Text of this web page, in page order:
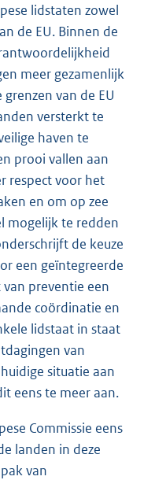
lidstaten zowel
de EU. Binnen de
meer gezamenlijk
van de EU
versterkt te
haven te
prooi vallen aan
respect voor het
en om op zee
mogelijk te redden
de keuze
een geïntegreerde
preventie een
coördinatie en
lidstaat in staat
van
situatie aan
eens te meer aan.
Commissie eens
landen in deze
van